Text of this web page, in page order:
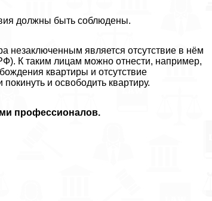
должны быть соблюдены.
незаключенным является отсутствие в нём
К таким лицам можно отнести, например,
квартиры и отсутствие
и освободить квартиру.
профессионалов.